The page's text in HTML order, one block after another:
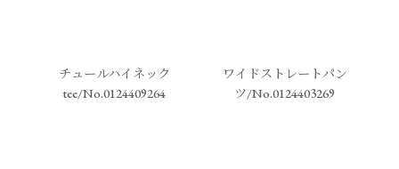
チュールハイネック
tee/No.0124409264
ワイドストレートパン
ツ/No.0124403269